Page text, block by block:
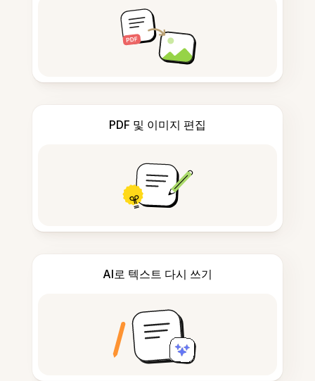
PDF 및 이미지 편집
AI로 텍스트 다시 쓰기